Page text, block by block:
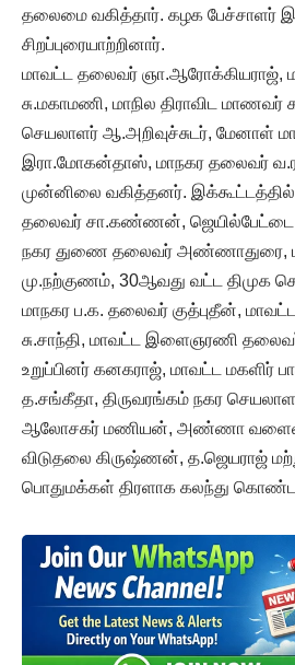
தலைமை வகித்தார். கழக பேச்சாளர்
சிறப்புரையாற்றினார்.
மாவட்ட தலைவர் ஞா.ஆரோக்கியராஜ்,
சு.மகாமணி, மாநில திராவிட
செயலாளர் ஆ.அறிவுச்சுடர், மேனாள்
இரா.மோகன்தாஸ், மாநகர தலைவர்
முன்னிலை வகித்தனர். இக்கூட்டத்தில்
தலைவர் சா.கண்ணன், ஜெயில்பேட்டை
நகர துணை தலைவர் அண்ணாதுரை,
மு.நற்குணம், 30ஆவது வட்ட திமுக
மாநகர ப.க. தலைவர் குத்புதீன்,
சு.சாந்தி, மாவட்ட இளைஞரணி தலைவர்
உறுப்பினர் கனகராஜ், மாவட்ட மகளிர்
த.சங்கீதா, திருவரங்கம் நகர
ஆலோசகர் மணியன், அண்ணா
விடுதலை கிருஷ்ணன், த.ஜெயராஜ்
பொதுமக்கள் திரளாக கலந்து